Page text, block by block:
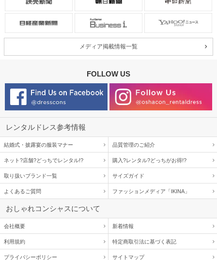
メディア掲載情報一覧
FOLLOW US
レンタルドレス参考情報
結婚式・披露宴の服装マナー 品質管理のご紹介
ネット?店舗?どっちでレンタル!? 購入?レンタル?どっちがお得!?
取り扱いブランド一覧 サイズガイド
よくあるご質問 ファッションメディア「IKINA」
おしゃれコンシャスについて
会社概要 新着情報
利用規約 特定商取引法に基づく表記
プライバシーポリシー サイトマップ